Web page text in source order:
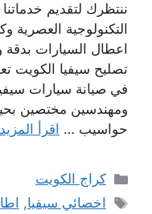
ننتظرك لتقديم
التكنولوجية
اعطال السيارات بدقة
تصليح سيفيا الكويت
في صيانة سيارات
ومهندسين مختصين
حواسيب … اقرأ المزيد
التصنيفات
كراج الكويت
الوسوم
اخصائي سيفيا,